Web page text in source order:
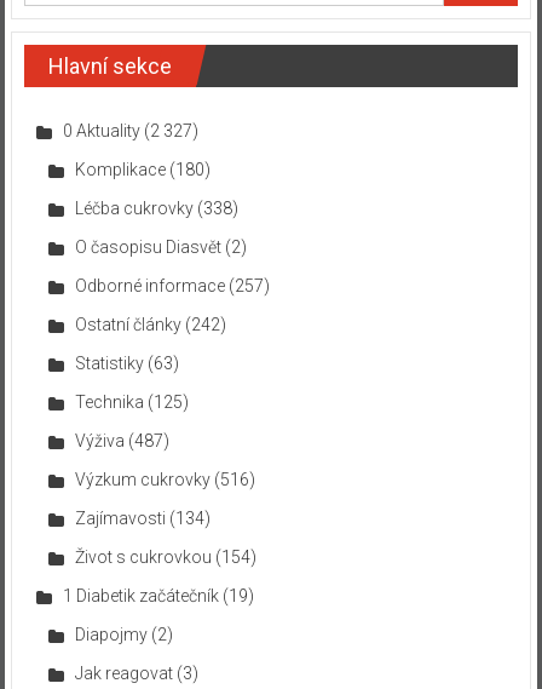
Hlavní sekce
0 Aktuality(2 327)
Komplikace(180)
Léčba cukrovky(338)
O časopisu Diasvět(2)
Odborné informace(257)
Ostatní články(242)
Statistiky(63)
Technika (125)
Výživa (487)
Výzkum cukrovky(516)
Zajímavosti (134)
Život s cukrovkou (154)
1 Diabetik začátečník(19)
Diapojmy(2)
Jak reagovat(3)